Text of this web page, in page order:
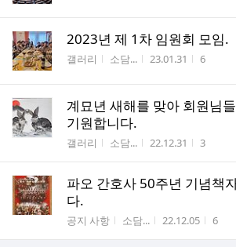
2023년 제 1차 임원회 모임.
게시판명
갤러리 작성자
소담... 작성시간
23.01.31 조회수
6
계묘년 새해를 맞아 회원님
기원합니다.
게시판명
갤러리 작성자
소담... 작성시간
22.12.31 조회수
3
파오 간호사 50주년 기념책
다.
게시판명
공지 사항 작성자
소담... 작성시간
22.12.05 조회수
6